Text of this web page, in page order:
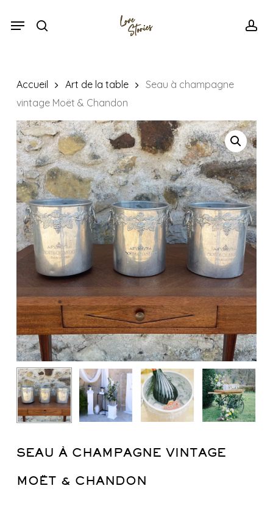
search
Menu
Accueil Art de la table
Seau à champagne
vintage Moët & Chandon
SEAU À CHAMPAGNE VINTAGE
MOËT & CHANDON